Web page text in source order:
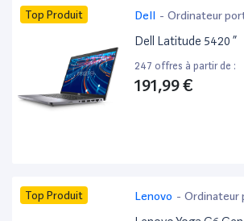
Top Produit Dell - Ordinateur
Dell Latitude 5420 ”
247 offres à partir de :
191,99 €
Top Produit Lenovo - Ordinateur